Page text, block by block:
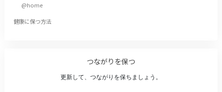
@home
健康に保つ方法
つながりを保つ
更新して、つながりを保ちましょう。